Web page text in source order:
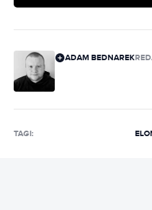
ADAM BEDNAREK
TAGI: